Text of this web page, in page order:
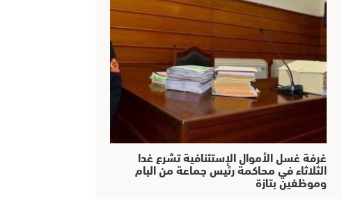
غرفة غسل الأموال الإستئنافية تشرع غدا
الثلاثاء في محاكمة رئيس جماعة من البام
وموظفين بتازة